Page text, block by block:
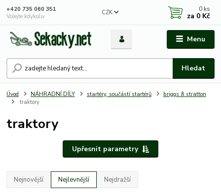
Menu
CZK
Hledat
+420 735 060 351
Volejte kdykoliv
0 ks
za 0 Kč
Úvod NÁHRADNÍ DÍLY startéry, součástí startérů
briggs & stratton
traktory
traktory
Upřesnit parametry
Nejnovější Nejlevnější Nejdražší